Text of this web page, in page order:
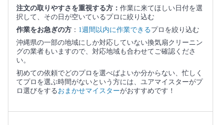
注文の取りやすさを重視する方： 作業に来てほしい日付を選
択して、その日が空いているプロに絞り込む
作業をお急ぎの方 ： 1週間以内に作業できるプロを絞り込む
沖縄県の一部の地域にしか対応していない換気扇クリーニン
グの業者もいますので、対応地域も合わせてご確認くださ
い。
初めての依頼でどのプロを選べばよいか分からない、忙しく
てプロを選ぶ時間がないという方には、ユアマイスターがプ
ロ選びをする おまかせマイスターがおすすめです！